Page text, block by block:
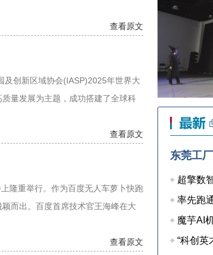
查看原文
创新区域协会(IASP)2025年世界大
量发展为主题，成功搭建了全球科
查看原文
隆重举行。作为百度无人车萝卜快跑
而出。百度首席技术官王海峰在大
查看原文